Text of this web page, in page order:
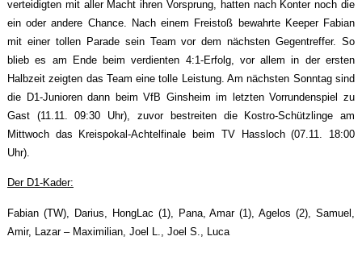
verteidigten mit aller Macht ihren Vorsprung, hatten nach Konter noch die
ein oder andere Chance. Nach einem Freistoß bewahrte Keeper Fabian
mit einer tollen Parade sein Team vor dem nächsten Gegentreffer. So
blieb es am Ende beim verdienten 4:1-Erfolg, vor allem in der ersten
Halbzeit zeigten das Team eine tolle Leistung. Am nächsten Sonntag sind
die D1-Junioren dann beim VfB Ginsheim im letzten Vorrundenspiel zu
Gast (11.11. 09:30 Uhr), zuvor bestreiten die Kostro-Schützlinge am
Mittwoch das Kreispokal-Achtelfinale beim TV Hassloch (07.11. 18:00
Uhr).
Der D1-Kader:
Fabian (TW), Darius, HongLac (1), Pana, Amar (1), Agelos (2), Samuel,
Amir, Lazar – Maximilian, Joel L., Joel S., Luca